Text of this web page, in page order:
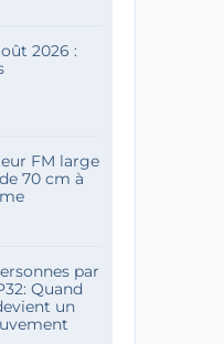
2026 :
FM large
70 cm à
par
Quand
un